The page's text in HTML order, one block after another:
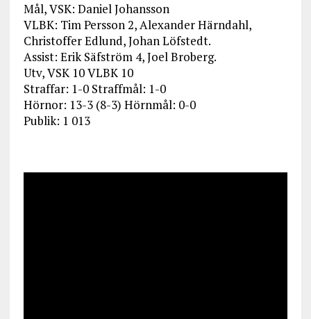
Mål, VSK: Daniel Johansson
VLBK: Tim Persson 2, Alexander Härndahl,
Christoffer Edlund, Johan Löfstedt.
Assist: Erik Säfström 4, Joel Broberg.
Utv, VSK 10 VLBK 10
Straffar: 1-0 Straffmål: 1-0
Hörnor: 13-3 (8-3) Hörnmål: 0-0
Publik: 1 013